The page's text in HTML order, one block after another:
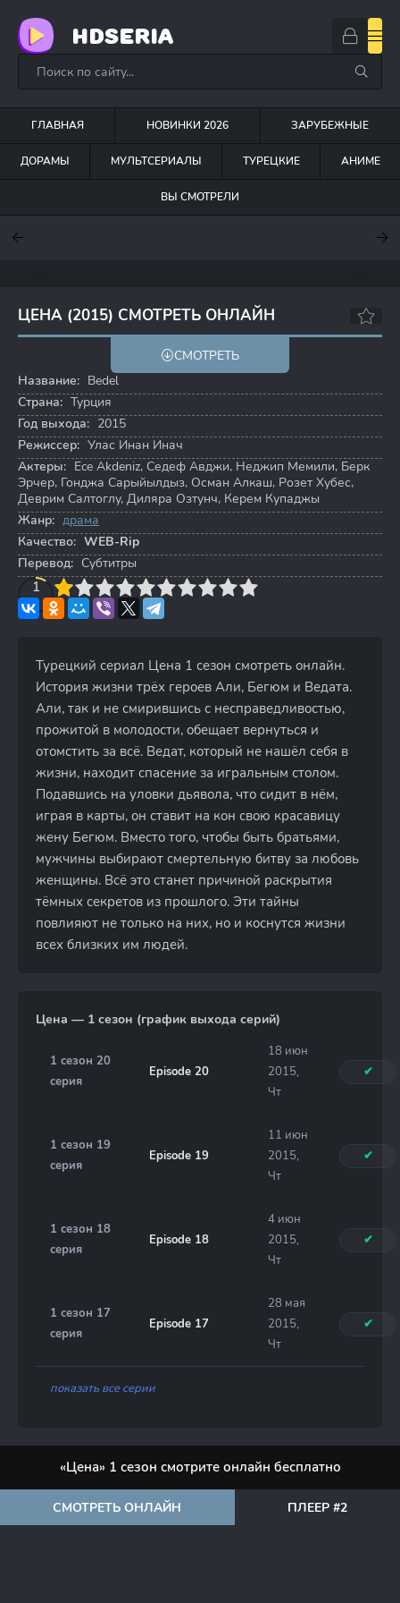
HDSERIA
ГЛАВНАЯ НОВИНКИ 2026 ЗАРУБЕЖНЫЕ
ДОРАМЫ МУЛЬТСЕРИАЛЫ ТУРЕЦКИЕ АНИМЕ
ВЫ СМОТРЕЛИ
ЦЕНА (2015) СМОТРЕТЬ ОНЛАЙН
3.5
СМОТРЕТЬ
Название: Bedel
Страна: Турция
Год выхода: 2015
Режиссер: Улас Инан Инач
Актеры: Ece Akdeniz, Седеф Авджи, Неджип Мемили, Берк
Эрчер, Гонджа Сарыйылдыз, Осман Алкаш, Розет Хубес,
Деврим Салтоглу, Диляра Озтунч, Керем Купаджы
Жанр: драма
Качество: WEB-Rip
Перевод: Субтитры
1
4 6 7 8 9 10
Турецкий сериал Цена 1 сезон смотреть онлайн.
История жизни трёх героев Али, Бегюм и Ведата.
Али, так и не смирившись с несправедливостью,
прожитой в молодости, обещает вернуться и
отомстить за всё. Ведат, который не нашёл себя в
жизни, находит спасение за игральным столом.
Подавшись на уловки дьявола, что сидит в нём,
играя в карты, он ставит на кон свою красавицу
жену Бегюм. Вместо того, чтобы быть братьями,
мужчины выбирают смертельную битву за любовь
женщины. Всё это станет причиной раскрытия
тёмных секретов из прошлого. Эти тайны
повлияют не только на них, но и коснутся жизни
всех близких им людей.
Цена — 1 сезон (график выхода серий)
1 сезон 20
серия
Episode 20
18 июн
2015,
Чт
✔
1 сезон 19
серия
Episode 19
11 июн
2015,
Чт
✔
1 сезон 18
серия
Episode 18
4 июн
2015,
Чт
✔
1 сезон 17
серия
Episode 17
28 мая
2015,
Чт
✔
показать все серии
«Цена» 1 сезон смотрите онлайн бесплатно
СМОТРЕТЬ ОНЛАЙН ПЛЕЕР #2